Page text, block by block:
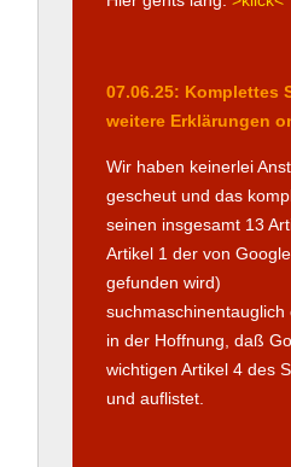
07.06.25: Komplettes
weitere Erklärungen
Wir haben keinerlei
gescheut und das
seinen insgesamt 13
Artikel 1 der von
gefunden wird)
suchmaschinentauglich
in der Hoffnung, daß
wichtigen Artikel 4 des
und auflistet.